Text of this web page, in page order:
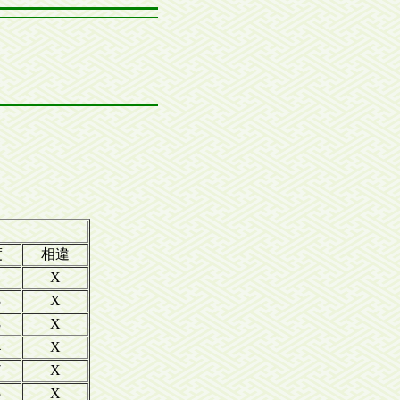
相違
X
X
X
X
X
X